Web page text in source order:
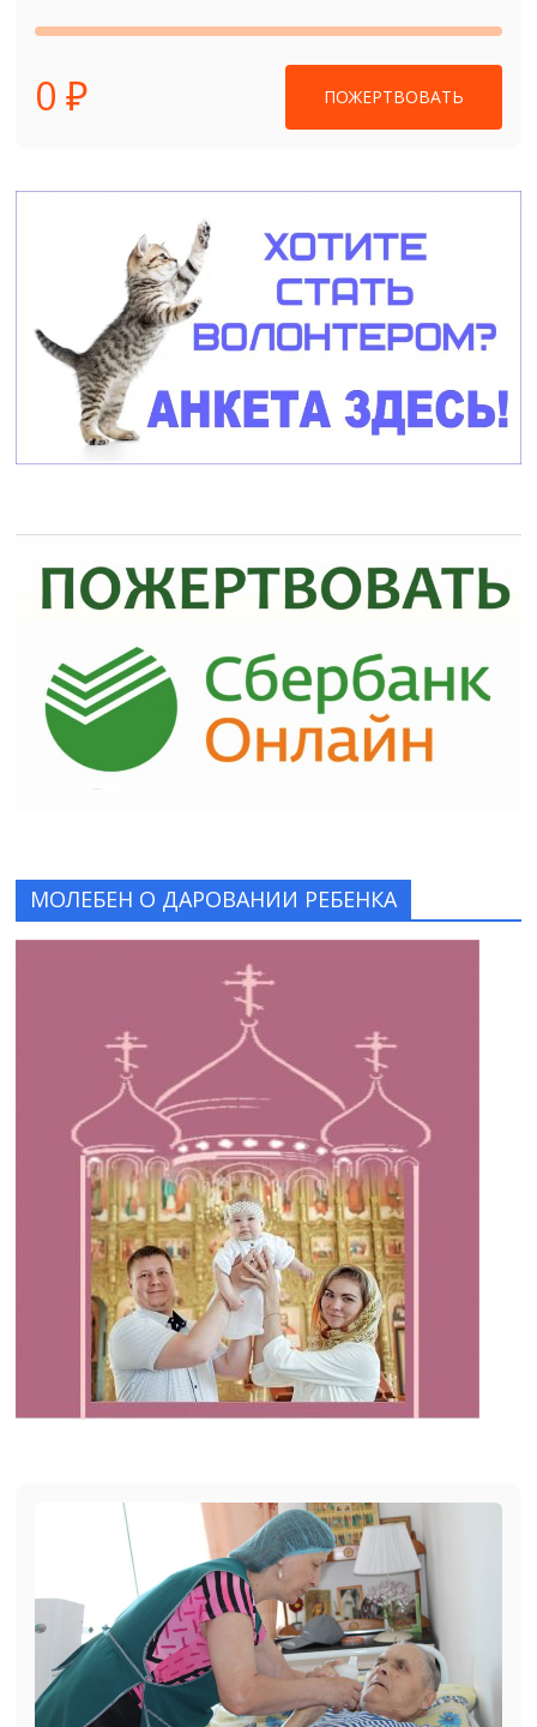
0 ₽ ПОЖЕРТВОВАТЬ
МОЛЕБЕН О ДАРОВАНИИ РЕБЕНКА